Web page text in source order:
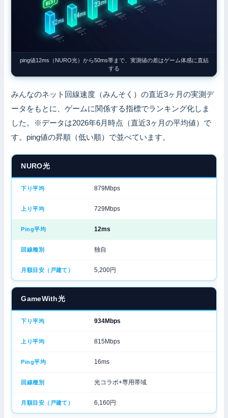
ping値12ms（NURO光）から50ms帯まで、実測値の差はゲーム体感に直結
する
みんなのネット回線速度（みんそく）の直近3ヶ月の実測デ
ータをもとに、ゲームに関係する指標でランキング化しま
した。※データは2026年6月時点（直近3ヶ月の平均値）で
す。ping値の昇順（低い順）で並べています。
NURO光
879Mbps
729Mbps
12ms
独自
5,200円
GameWith光
934Mbps
815Mbps
16ms
光コラボ+専用帯域
6,160円